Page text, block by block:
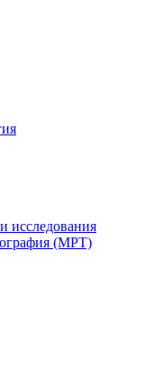
исследования
(МРТ)